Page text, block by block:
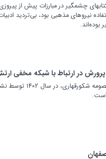
کتابهای چشمگیر در مبارزات پیش از
نیروهای مذهبی بود، بی‌تردید
بوده‌اند.
پرورش در ارتباط با شبکه مخفی